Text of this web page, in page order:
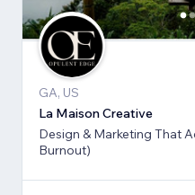
GA, US
La Maison Creative
Design & Marketing That
Burnout)